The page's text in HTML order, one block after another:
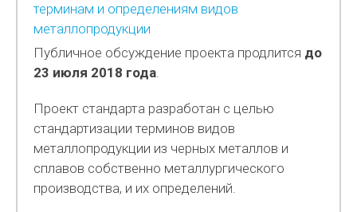
терминам и определениям видов
металлопродукции
Публичное обсуждение проекта продлится до
23 июля 2018 года.
Проект стандарта разработан с целью
стандартизации терминов видов
металлопродукции из черных металлов и
сплавов собственно металлургического
производства, и их определений.